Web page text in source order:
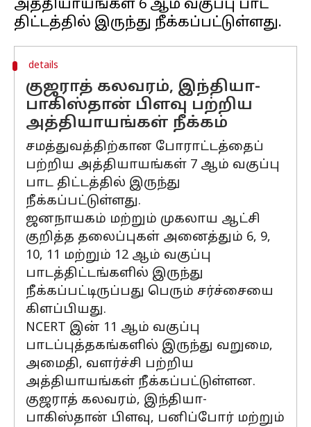
அத்தியாயங்கள் 6 ஆம் வகுப்பு பாட
details
குஜராத் கலவரம், இந்தியா-
பாகிஸ்தான் பிளவு பற்றிய
அத்தியாயங்கள் நீக்கம்
சமத்துவத்திற்கான போராட்டத்தைப்
பற்றிய அத்தியாயங்கள் 7 ஆம் வகுப்பு
பாட திட்டத்தில் இருந்து
நீக்கப்பட்டுள்ளது.
ஜனநாயகம் மற்றும் முகலாய ஆட்சி
குறித்த தலைப்புகள் அனைத்தும் 6, 9,
10, 11 மற்றும் 12 ஆம் வகுப்பு
பாடத்திட்டங்களில் இருந்து
நீக்கப்பட்டிருப்பது பெரும் சர்ச்சையை
கிளப்பியது.
NCERT இன் 11 ஆம் வகுப்பு
பாடப்புத்தகங்களில் இருந்து வறுமை,
அமைதி, வளர்ச்சி பற்றிய
அத்தியாயங்கள் நீக்கப்பட்டுள்ளன.
குஜராத் கலவரம், இந்தியா-
பாகிஸ்தான் பிளவு, பனிப்போர் மற்றும்